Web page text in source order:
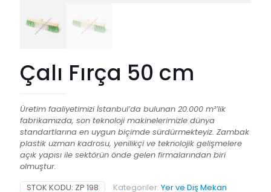
Çalı Fırça 50 cm
Üretim faaliyetimizi İstanbul’da bulunan 20.000 m²’lik
fabrikamızda, son teknoloji makinelerimizle dünya
standartlarına en uygun biçimde sürdürmekteyiz. Zambak
plastik uzman kadrosu, yenilikçi ve teknolojik gelişmelere
açık yapısı ile sektörün önde gelen firmalarından biri
olmuştur.
STOK KODU: ZP 198 Kategoriler: Yer ve Dış Mekan